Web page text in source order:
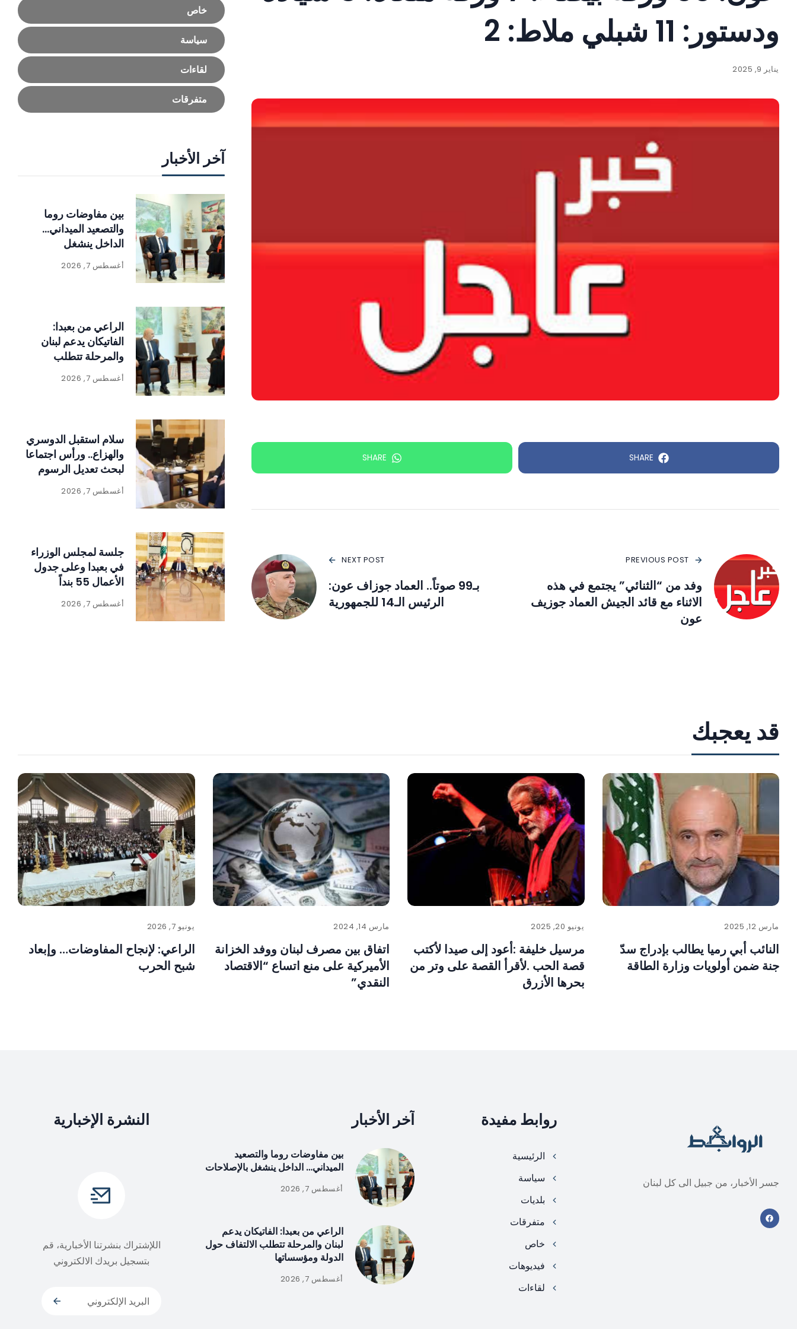
ودستور: 11 شبلي ملاط: 2
يناير 9, 2025
SHARE
SHARE
PREVIOUS POST
وفد من “الثنائي” يجتمع في هذه
الاثناء مع قائد الجيش العماد جوزيف
عون
NEXT POST
بـ99 صوتاً.. العماد جوزاف عون:
الرئيس الـ14 للجمهورية
خاص
سياسة
لقاءات
متفرقات
آخر الأخبار
بين مفاوضات روما
والتصعيد الميداني…
الداخل ينشغل
بالإصلاحات
أغسطس 7, 2026
الراعي من بعبدا:
الفاتيكان يدعم لبنان
والمرحلة تتطلب
الالتفاف حول الدولة
ومؤسساتها
أغسطس 7, 2026
سلام استقبل الدوسري
والهزاع.. ورأس اجتماعا
لبحث تعديل الرسوم
على المواد المنتجة
للنفايات
أغسطس 7, 2026
جلسة لمجلس الوزراء
في بعبدا وعلى جدول
الأعمال 55 بنداً
أغسطس 7, 2026
قد يعجبك
مارس 12, 2025
النائب أبي رميا يطالب بإدراج سدّ
جنة ضمن أولويات وزارة الطاقة
يونيو 20, 2025
مرسيل خليفة :أعود إلى صيدا لأكتب
قصة الحب .لأقرأ القصة على وتر من
بحرها الأزرق
مارس 14, 2024
اتفاق بين مصرف لبنان ووفد الخزانة
الأميركية على منع اتساع “الاقتصاد
النقدي”
يونيو 7, 2026
الراعي: لإنجاح المفاوضات… وإبعاد
شبح الحرب
جسر الأخبار، من جبيل الى كل لبنان
روابط مفيدة
الرئيسية
سياسة
بلديات
متفرقات
خاص
فيديوهات
لقاءات
آخر الأخبار
بين مفاوضات روما والتصعيد
الميداني… الداخل ينشغل بالإصلاحات
أغسطس 7, 2026
الراعي من بعبدا: الفاتيكان يدعم
لبنان والمرحلة تتطلب الالتفاف حول
الدولة ومؤسساتها
أغسطس 7, 2026
النشرة الإخبارية
اللإشتراك بنشرتنا الأخبارية، قم
بتسجيل بريدك الالكتروني